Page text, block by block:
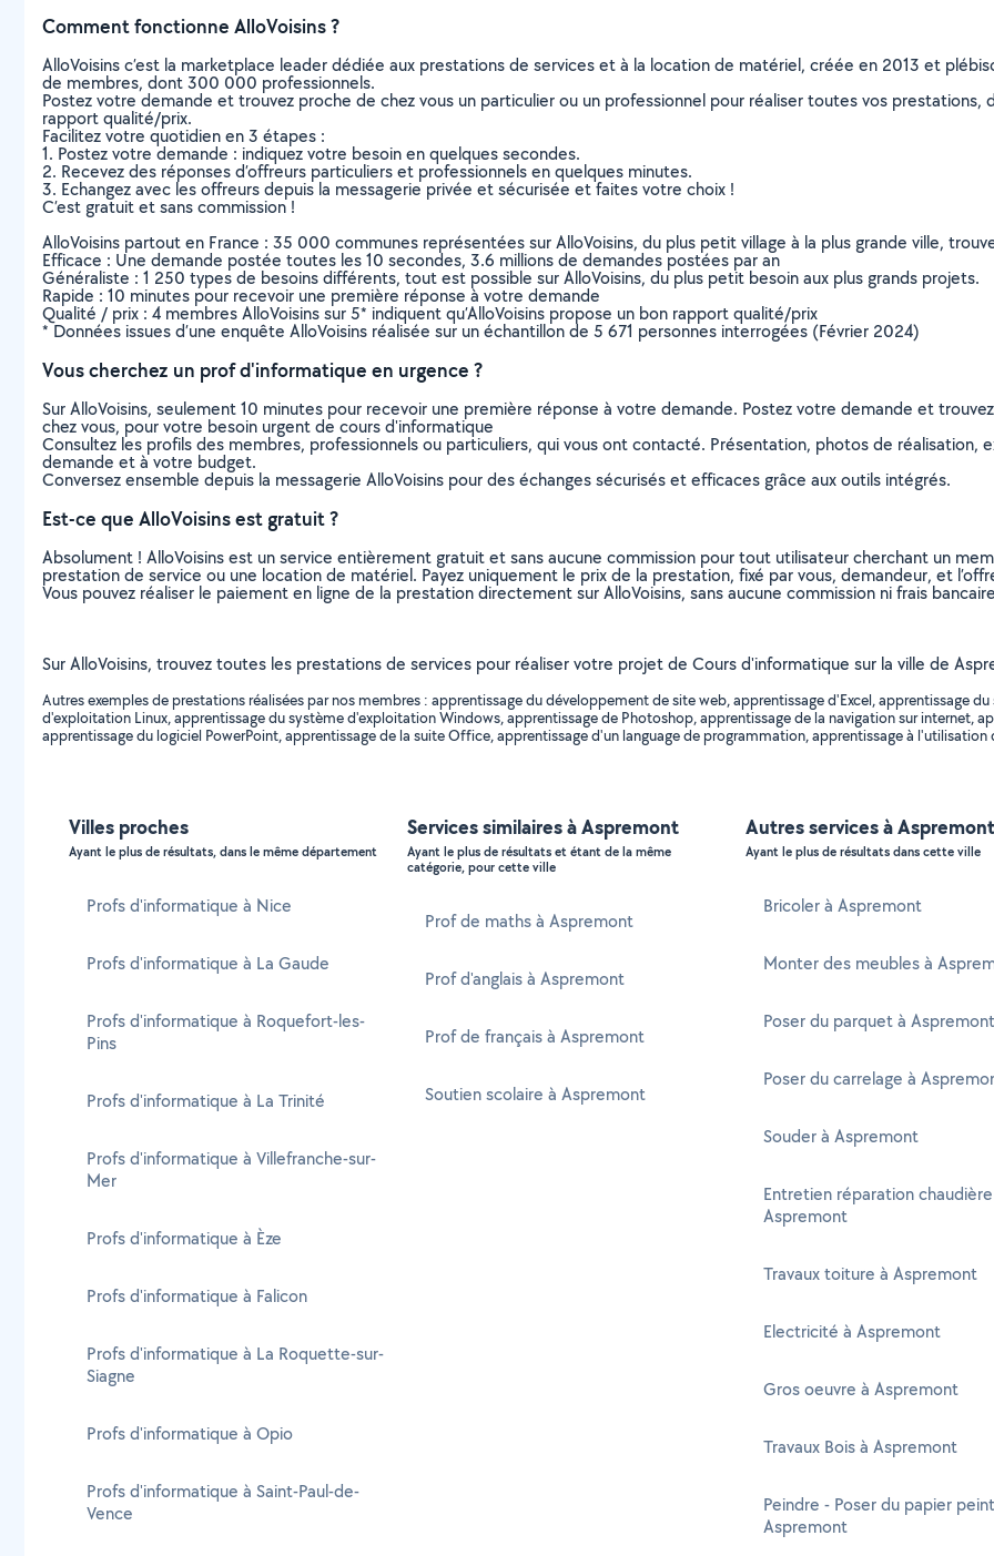
Comment fonctionne AlloVoisins ?
AlloVoisins c’est la marketplace leader dédiée aux prestations de services et à la location de matériel, créée en 2013 et
de membres, dont 300 000 professionnels.
Postez votre demande et trouvez proche de chez vous un particulier ou un professionnel pour réaliser toutes vos
rapport qualité/prix.
Facilitez votre quotidien en 3 étapes :
1. Postez votre demande : indiquez votre besoin en quelques secondes.
2. Recevez des réponses d’offreurs particuliers et professionnels en quelques minutes.
3. Echangez avec les offreurs depuis la messagerie privée et sécurisée et faites votre choix !
C’est gratuit et sans commission !
AlloVoisins partout en France : 35 000 communes représentées sur AlloVoisins, du plus petit village à la plus grande ville,
Efficace : Une demande postée toutes les 10 secondes, 3.6 millions de demandes postées par an
Généraliste : 1 250 types de besoins différents, tout est possible sur AlloVoisins, du plus petit besoin aux plus grands projets.
Rapide : 10 minutes pour recevoir une première réponse à votre demande
Qualité / prix : 4 membres AlloVoisins sur 5* indiquent qu’AlloVoisins propose un bon rapport qualité/prix
* Données issues d’une enquête AlloVoisins réalisée sur un échantillon de 5 671 personnes interrogées (Février 2024)
Vous cherchez un prof d'informatique en urgence ?
Sur AlloVoisins, seulement 10 minutes pour recevoir une première réponse à votre demande. Postez votre demande et
chez vous, pour votre besoin urgent de cours d'informatique
Consultez les profils des membres, professionnels ou particuliers, qui vous ont contacté. Présentation, photos de réalisation,
demande et à votre budget.
Conversez ensemble depuis la messagerie AlloVoisins pour des échanges sécurisés et efficaces grâce aux outils intégrés.
Est-ce que AlloVoisins est gratuit ?
Absolument ! AlloVoisins est un service entièrement gratuit et sans aucune commission pour tout utilisateur cherchant un
prestation de service ou une location de matériel. Payez uniquement le prix de la prestation, fixé par vous, demandeur, et
Vous pouvez réaliser le paiement en ligne de la prestation directement sur AlloVoisins, sans aucune commission ni frais
Sur AlloVoisins, trouvez toutes les prestations de services pour réaliser votre projet de Cours d'informatique sur la ville de
Autres exemples de prestations réalisées par nos membres : apprentissage du développement de site web, apprentissage d'Excel, apprentissage
d'exploitation Linux, apprentissage du système d'exploitation Windows, apprentissage de Photoshop, apprentissage de la navigation sur internet,
apprentissage du logiciel PowerPoint, apprentissage de la suite Office, apprentissage d'un language de programmation, apprentissage à l'utilisation
Villes proches
Ayant le plus de résultats, dans le même département
Profs d'informatique à Nice
Profs d'informatique à La Gaude
Profs d'informatique à Roquefort-les-
Pins
Profs d'informatique à La Trinité
Profs d'informatique à Villefranche-sur-
Mer
Profs d'informatique à Èze
Profs d'informatique à Falicon
Profs d'informatique à La Roquette-sur-
Siagne
Profs d'informatique à Opio
Profs d'informatique à Saint-Paul-de-
Vence
Services similaires à Aspremont
Ayant le plus de résultats et étant de la même
catégorie, pour cette ville
Prof de maths à Aspremont
Prof d'anglais à Aspremont
Prof de français à Aspremont
Soutien scolaire à Aspremont
Autres services à Aspremont
Ayant le plus de résultats dans cette ville
Bricoler à Aspremont
Monter des meubles à
Poser du parquet à Aspremont
Poser du carrelage à
Souder à Aspremont
Entretien réparation
Aspremont
Travaux toiture à Aspremont
Electricité à Aspremont
Gros oeuvre à Aspremont
Travaux Bois à Aspremont
Peindre - Poser du papier
Aspremont